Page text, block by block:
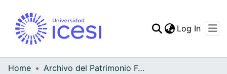
Log In
Home
Archivo del Patrimonio Fotográfico y Fílmico del Valle del Cauca